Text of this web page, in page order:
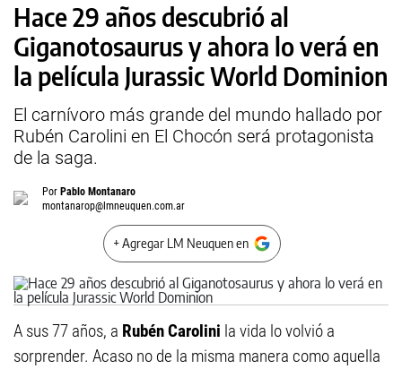
Hace 29 años descubrió al
Giganotosaurus y ahora lo verá en
la película Jurassic World Dominion
El carnívoro más grande del mundo hallado por
Rubén Carolini en El Chocón será protagonista
de la saga.
Por Pablo Montanaro
montanarop@lmneuquen.com.ar
+ Agregar LM Neuquen en
A sus 77 años, a Rubén Carolini la vida lo volvió a
sorprender. Acaso no de la misma manera como aquella